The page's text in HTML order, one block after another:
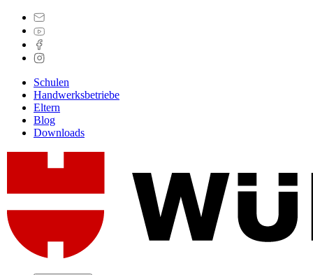
Schulen
Handwerksbetriebe
Eltern
Blog
Downloads